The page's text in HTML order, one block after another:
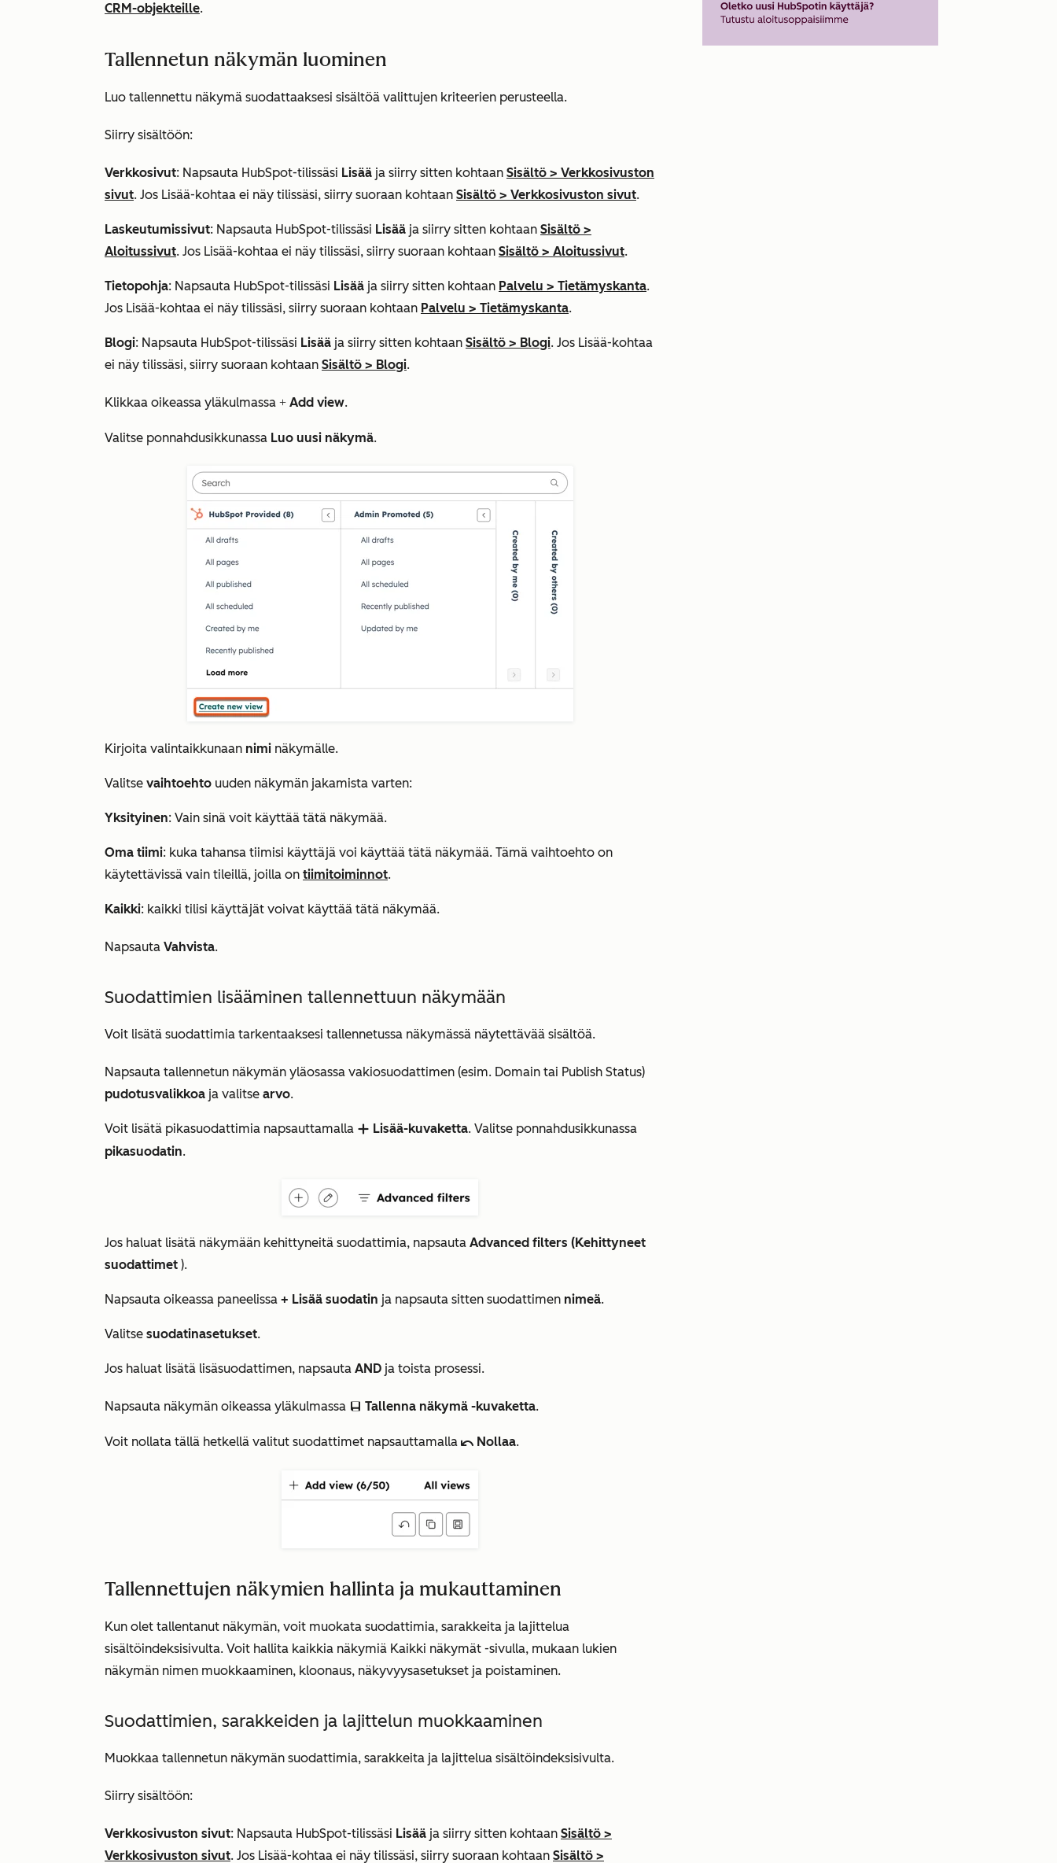
CRM-objekteille.
Tallennetun näkymän luominen
Luo tallennettu näkymä suodattaaksesi sisältöä valittujen kriteerien perusteella.
Siirry sisältöön:
Verkkosivut: Napsauta HubSpot-tilissäsi Lisää ja siirry sitten kohtaan Sisältö > Verkkosivuston
sivut. Jos Lisää-kohtaa ei näy tilissäsi, siirry suoraan kohtaan Sisältö > Verkkosivuston sivut.
Laskeutumissivut: Napsauta HubSpot-tilissäsi Lisää ja siirry sitten kohtaan Sisältö >
Aloitussivut. Jos Lisää-kohtaa ei näy tilissäsi, siirry suoraan kohtaan Sisältö > Aloitussivut.
Tietopohja: Napsauta HubSpot-tilissäsi Lisää ja siirry sitten kohtaan Palvelu > Tietämyskanta.
Jos Lisää-kohtaa ei näy tilissäsi, siirry suoraan kohtaan Palvelu > Tietämyskanta.
Blogi: Napsauta HubSpot-tilissäsi Lisää ja siirry sitten kohtaan Sisältö > Blogi. Jos Lisää-kohtaa
ei näy tilissäsi, siirry suoraan kohtaan Sisältö > Blogi.
Klikkaa oikeassa yläkulmassa + Add view.
Valitse ponnahdusikkunassa Luo uusi näkymä.
Kirjoita valintaikkunaan nimi näkymälle.
Valitse vaihtoehto uuden näkymän jakamista varten:
Yksityinen: Vain sinä voit käyttää tätä näkymää.
Oma tiimi: kuka tahansa tiimisi käyttäjä voi käyttää tätä näkymää. Tämä vaihtoehto on
käytettävissä vain tileillä, joilla on tiimitoiminnot.
Kaikki: kaikki tilisi käyttäjät voivat käyttää tätä näkymää.
Napsauta Vahvista.
Suodattimien lisääminen tallennettuun näkymään
Voit lisätä suodattimia tarkentaaksesi tallennetussa näkymässä näytettävää sisältöä.
Napsauta tallennetun näkymän yläosassa vakiosuodattimen (esim. Domain tai Publish Status)
pudotusvalikkoa ja valitse arvo.
Voit lisätä pikasuodattimia napsauttamalla addIcon Lisää-kuvaketta. Valitse ponnahdusikkunassa
pikasuodatin.
Jos haluat lisätä näkymään kehittyneitä suodattimia, napsauta Advanced filters (Kehittyneet
suodattimet ).
Napsauta oikeassa paneelissa + Lisää suodatin ja napsauta sitten suodattimen nimeä.
Valitse suodatinasetukset.
Jos haluat lisätä lisäsuodattimen, napsauta AND ja toista prosessi.
Napsauta näkymän oikeassa yläkulmassa saveEditableView Tallenna näkymä -kuvaketta.
Voit nollata tällä hetkellä valitut suodattimet napsauttamalla undoIcon Nollaa.
Tallennettujen näkymien hallinta ja mukauttaminen
Kun olet tallentanut näkymän, voit muokata suodattimia, sarakkeita ja lajittelua
sisältöindeksisivulta. Voit hallita kaikkia näkymiä Kaikki näkymät -sivulla, mukaan lukien
näkymän nimen muokkaaminen, kloonaus, näkyvyysasetukset ja poistaminen.
Suodattimien, sarakkeiden ja lajittelun muokkaaminen
Muokkaa tallennetun näkymän suodattimia, sarakkeita ja lajittelua sisältöindeksisivulta.
Siirry sisältöön:
Verkkosivuston sivut: Napsauta HubSpot-tilissäsi Lisää ja siirry sitten kohtaan Sisältö >
Verkkosivuston sivut. Jos Lisää-kohtaa ei näy tilissäsi, siirry suoraan kohtaan Sisältö >